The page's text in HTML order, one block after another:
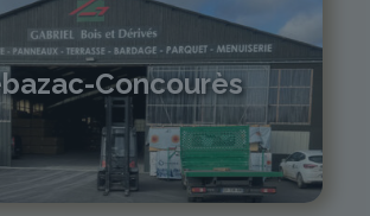
Concourès
05 81 55 83 89
monistrol@gabriel-sa.fr